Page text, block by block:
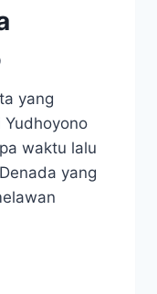
yang
waktu lalu
yang